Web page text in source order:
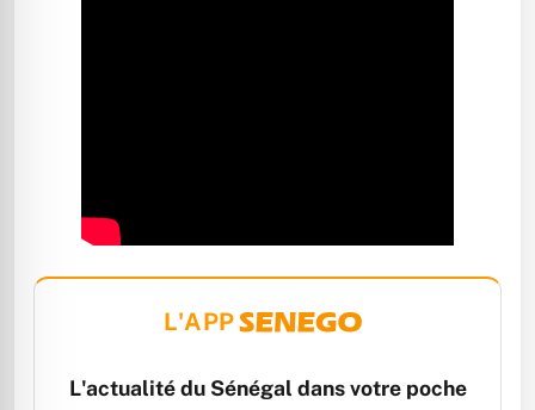
L'APP
L'actualité du Sénégal dans votre poche